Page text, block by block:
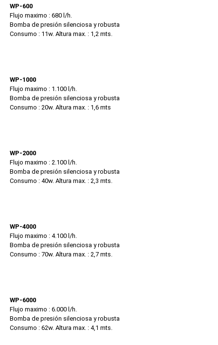
WP-600
Flujo maximo : 680 l/h.
Bomba de presión silenciosa y robusta
Consumo : 11w. Altura max. : 1,2 mts.
WP-1000
Flujo maximo : 1.100 l/h.
Bomba de presión silenciosa y robusta
Consumo : 20w. Altura max. : 1,6 mts
WP-2000
Flujo maximo : 2.100 l/h.
Bomba de presión silenciosa y robusta
Consumo : 40w. Altura max. : 2,3 mts.
WP-4000
Flujo maximo : 4.100 l/h.
Bomba de presión silenciosa y robusta
Consumo : 70w. Altura max. : 2,7 mts.
WP-6000
Flujo maximo : 6.000 l/h.
Bomba de presión silenciosa y robusta
Consumo : 62w. Altura max. : 4,1 mts.